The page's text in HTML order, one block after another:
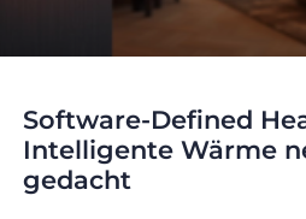
Software-Defined
Intelligente Wärme
gedacht